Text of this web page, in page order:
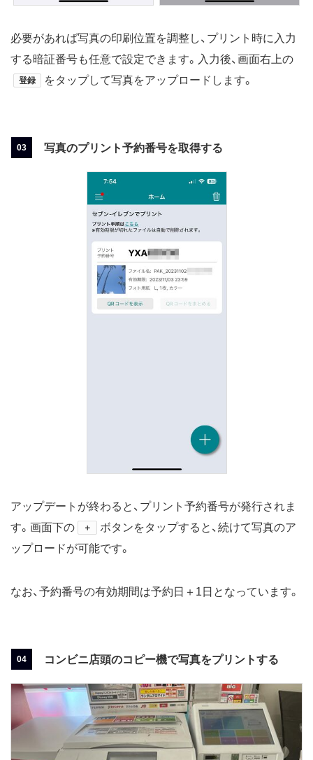
必要があれば写真の印刷位置を調整し、プリント時に入力
する暗証番号も任意で設定できます。入力後、画面右上の
登録 をタップして写真をアップロードします。
写真のプリント予約番号を取得する
アップデートが終わると、プリント予約番号が発行されま
す。画面下の
＋
ボタンをタップすると、続けて写真のア
ップロードが可能です。
なお、予約番号の有効期間は予約日＋1日となっています。
コンビニ店頭のコピー機で写真をプリントする